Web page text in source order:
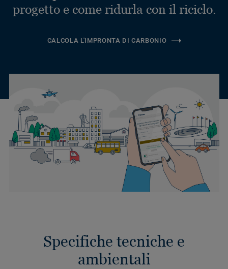
progetto e come ridurla con il riciclo.
CALCOLA L'IMPRONTA DI CARBONIO
Specifiche tecniche e
ambientali